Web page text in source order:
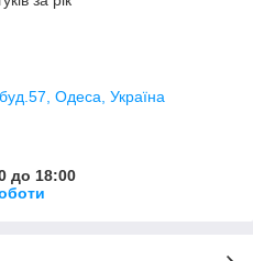
Одеса, Україна
до 18:00